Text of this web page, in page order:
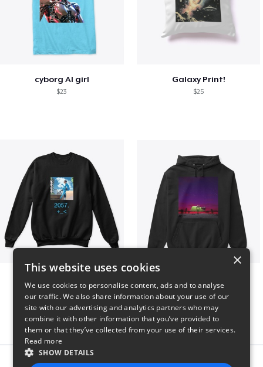
cyborg AI girl
$23
Galaxy Print!
$25
Report this product
×
This website uses cookies
We use cookies to personalise content, ads and to analyse
our traffic. We also share information about your use of our
site with our advertising and analytics partners who may
combine it with other information that you’ve provided to
them or that they’ve collected from your use of their services.
Read more
SHOW DETAILS